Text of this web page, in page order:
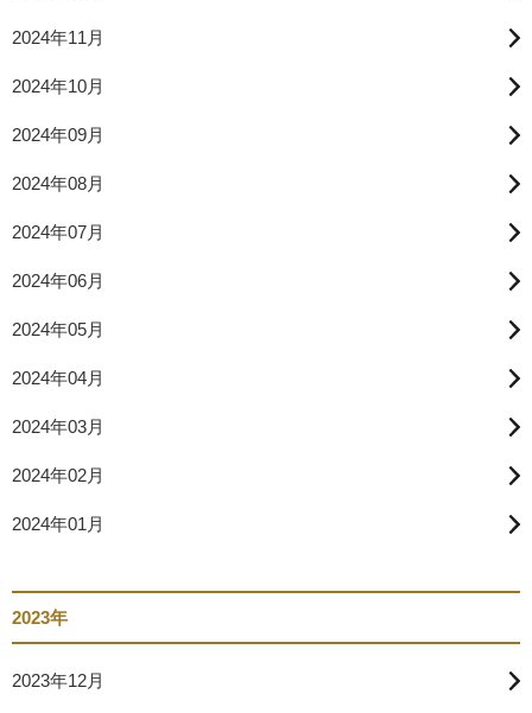
2024年11月
2024年10月
2024年09月
2024年08月
2024年07月
2024年06月
2024年05月
2024年04月
2024年03月
2024年02月
2024年01月
2023年
2023年12月